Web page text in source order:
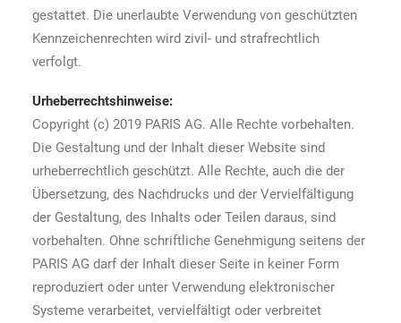
gestattet. Die unerlaubte Verwendung von geschützten
Kennzeichenrechten wird zivil- und strafrechtlich
verfolgt.
Urheberrechtshinweise:
Copyright (c) 2019 PARIS AG. Alle Rechte vorbehalten.
Die Gestaltung und der Inhalt dieser Website sind
urheberrechtlich geschützt. Alle Rechte, auch die der
Übersetzung, des Nachdrucks und der Vervielfältigung
der Gestaltung, des Inhalts oder Teilen daraus, sind
vorbehalten. Ohne schriftliche Genehmigung seitens der
PARIS AG darf der Inhalt dieser Seite in keiner Form
reproduziert oder unter Verwendung elektronischer
Systeme verarbeitet, vervielfältigt oder verbreitet